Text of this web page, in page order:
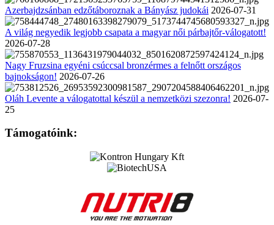
Azerbajdzsánban edzőtáboroznak a Bányász judokái 2026-07-31
A világ negyedik legjobb csapata a magyar női párbajtőr-válogatott!
2026-07-28
Nagy Fruzsina egyéni csúccsal bronzérmes a felnőtt országos
bajnokságon! 2026-07-26
Oláh Levente a válogatottal készül a nemzetközi szezonra! 2026-07-
25
Támogatóink: